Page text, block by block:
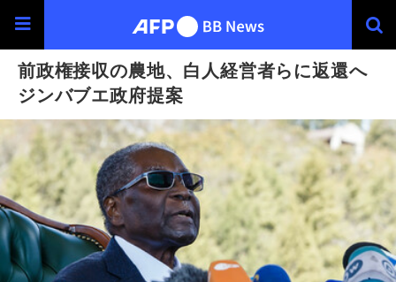
前政権接収の農地、白人経営者らに返還へ
ジンバブエ政府提案